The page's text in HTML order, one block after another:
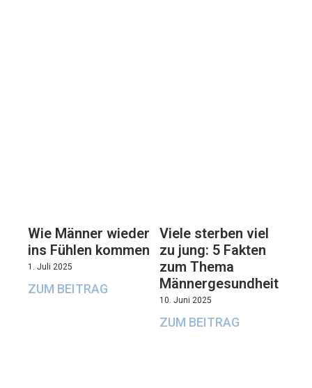
Wie Männer wieder
ins Fühlen kommen
1. Juli 2025
ZUM BEITRAG
Viele sterben viel
zu jung: 5 Fakten
zum Thema
Männergesundheit
10. Juni 2025
ZUM BEITRAG